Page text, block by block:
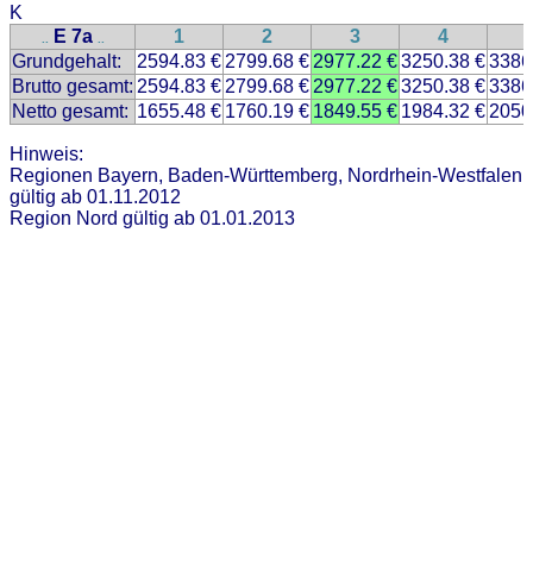
K
.. E 7a .. 1 2 3 4
Grundgehalt:
2594.83 € 2799.68 € 2977.22 €3250.38 €
Brutto gesamt: 2594.83 € 2799.68 € 2977.22 €3250.38 €
Netto gesamt: 1655.48 € 1760.19 € 1849.55 € 1984.32 €
Hinweis:
Regionen Bayern, Baden-Württemberg, Nordrhein-Westfalen
gültig ab 01.11.2012
Region Nord gültig ab 01.01.2013